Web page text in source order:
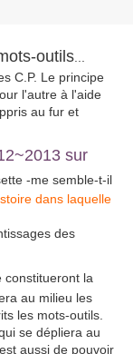
outils
C.P. Le principe
l'autre à l'aide
au fur et
sur
-me semble-t-il
dans laquelle
des
constitueront la
au milieu les
les mots-outils.
se dépliera au
aussi de pouvoir